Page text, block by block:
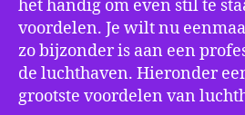
het handig om even stil te
voordelen. Je wilt nu
zo bijzonder is aan een
de luchthaven. Hieronder
grootste voordelen van